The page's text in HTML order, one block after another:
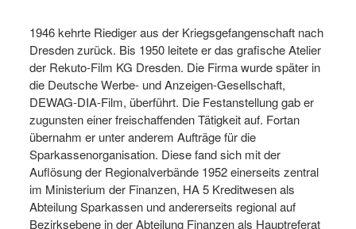
1946 kehrte Riediger aus der Kriegsgefangenschaft nach
Dresden zurück. Bis 1950 leitete er das grafische Atelier
der Rekuto‐Film KG Dresden. Die Firma wurde später in
die Deutsche Werbe- und Anzeigen-Gesellschaft,
DEWAG‐DIA‐Film, überführt. Die Festanstellung gab er
zugunsten einer freischaffenden Tätigkeit auf. Fortan
übernahm er unter anderem Aufträge für die
Sparkassenorganisation. Diese fand sich mit der
Auflösung der Regionalverbände 1952 einerseits zentral
im Ministerium der Finanzen, HA 5 Kreditwesen als
Abteilung Sparkassen und andererseits regional auf
Bezirksebene in der Abteilung Finanzen als Hauptreferat